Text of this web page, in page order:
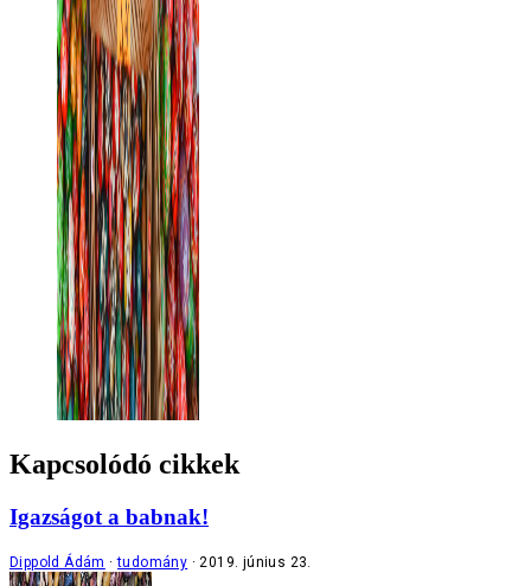
Kapcsolódó cikkek
Igazságot a babnak!
Dippold Ádám tudomány 2019. június 23.